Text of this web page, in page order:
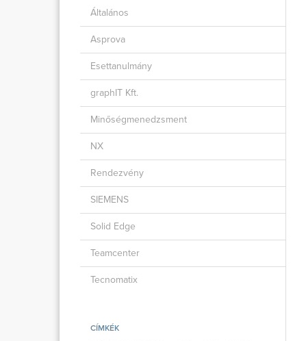
Általános
Asprova
Esettanulmány
graphIT Kft.
Minőségmenedzsment
NX
Rendezvény
SIEMENS
Solid Edge
Teamcenter
Tecnomatix
CÍMKÉK